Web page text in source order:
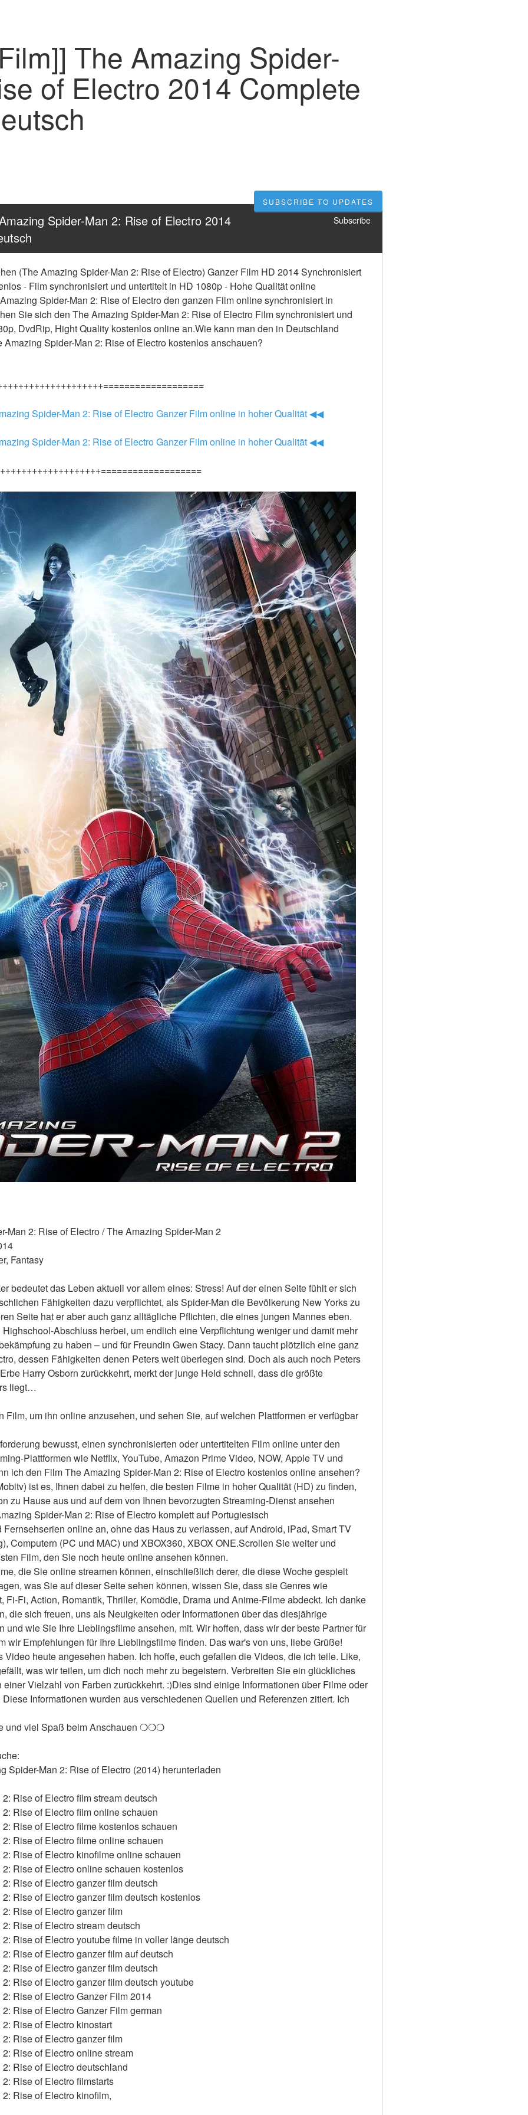
The Amazing Spider-
of Electro 2014 Complete
SUBSCRIBE TO UPDATES
Spider-Man 2: Rise of Electro 2014
Subscribe
(The Amazing Spider-Man 2: Rise of Electro) Ganzer Film HD 2014 Synchronisiert
- Film synchronisiert und untertitelt in HD 1080p - Hohe Qualität online
Spider-Man 2: Rise of Electro den ganzen Film online synchronisiert in
Sie sich den The Amazing Spider-Man 2: Rise of Electro Film synchronisiert und
DvdRip, Hight Quality kostenlos online an.Wie kann man den in Deutschland
Spider-Man 2: Rise of Electro kostenlos anschauen?
Spider-Man 2: Rise of Electro Ganzer Film online in hoher Qualität ◀◀
Spider-Man 2: Rise of Electro Ganzer Film online in hoher Qualität ◀◀
Man 2: Rise of Electro / The Amazing Spider-Man 2
Fantasy
bedeutet das Leben aktuell vor allem eines: Stress! Auf der einen Seite fühlt er sich
Fähigkeiten dazu verpflichtet, als Spider-Man die Bevölkerung New Yorks zu
Seite hat er aber auch ganz alltägliche Pflichten, die eines jungen Mannes eben.
Abschluss herbei, um endlich eine Verpflichtung weniger und damit mehr
zu haben – und für Freundin Gwen Stacy. Dann taucht plötzlich eine ganz
dessen Fähigkeiten denen Peters weit überlegen sind. Doch als auch noch Peters
Harry Osborn zurückkehrt, merkt der junge Held schnell, dass die größte
liegt…
Film, um ihn online anzusehen, und sehen Sie, auf welchen Plattformen er verfügbar
bewusst, einen synchronisierten oder untertitelten Film online unter den
Plattformen wie Netflix, YouTube, Amazon Prime Video, NOW, Apple TV und
ich den Film The Amazing Spider-Man 2: Rise of Electro kostenlos online ansehen?
ist es, Ihnen dabei zu helfen, die besten Filme in hoher Qualität (HD) zu finden,
zu Hause aus und auf dem von Ihnen bevorzugten Streaming-Dienst ansehen
Spider-Man 2: Rise of Electro komplett auf Portugiesisch
online an, ohne das Haus zu verlassen, auf Android, iPad, Smart TV
Computern (PC und MAC) und XBOX360, XBOX ONE.Scrollen Sie weiter und
Film, den Sie noch heute online ansehen können.
die Sie online streamen können, einschließlich derer, die diese Woche gespielt
was Sie auf dieser Seite sehen können, wissen Sie, dass sie Genres wie
Fi-Fi, Action, Romantik, Thriller, Komödie, Drama und Anime-Filme abdeckt. Ich danke
die sich freuen, uns als Neuigkeiten oder Informationen über das diesjährige
und wie Sie Ihre Lieblingsfilme ansehen, mit. Wir hoffen, dass wir der beste Partner für
wir Empfehlungen für Ihre Lieblingsfilme finden. Das war's von uns, liebe Grüße!
Video heute angesehen haben. Ich hoffe, euch gefallen die Videos, die ich teile. Like,
was wir teilen, um dich noch mehr zu begeistern. Verbreiten Sie ein glückliches
Vielzahl von Farben zurückkehrt. :)Dies sind einige Informationen über Filme oder
Informationen wurden aus verschiedenen Quellen und Referenzen zitiert. Ich
viel Spaß beim Anschauen ❍❍❍
Spider-Man 2: Rise of Electro (2014) herunterladen
Rise of Electro film stream deutsch
Rise of Electro film online schauen
Rise of Electro filme kostenlos schauen
Rise of Electro filme online schauen
Rise of Electro kinofilme online schauen
Rise of Electro online schauen kostenlos
Rise of Electro ganzer film deutsch
Rise of Electro ganzer film deutsch kostenlos
Rise of Electro ganzer film
Rise of Electro stream deutsch
Rise of Electro youtube filme in voller länge deutsch
Rise of Electro ganzer film auf deutsch
Rise of Electro ganzer film deutsch
Rise of Electro ganzer film deutsch youtube
Rise of Electro Ganzer Film 2014
Rise of Electro Ganzer Film german
Rise of Electro kinostart
Rise of Electro ganzer film
Rise of Electro online stream
Rise of Electro deutschland
Rise of Electro filmstarts
Rise of Electro kinofilm,